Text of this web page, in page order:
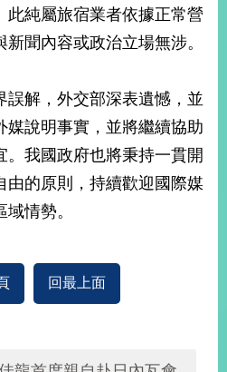
此純屬旅宿業者依據正常營
聞內容或政治立場無涉。
誤解，外交部深表遺憾，並
媒說明事實，並將繼續協助
。我國政府也將秉持一貫開
由的原則，持續歡迎國際媒
情勢。
回最上面